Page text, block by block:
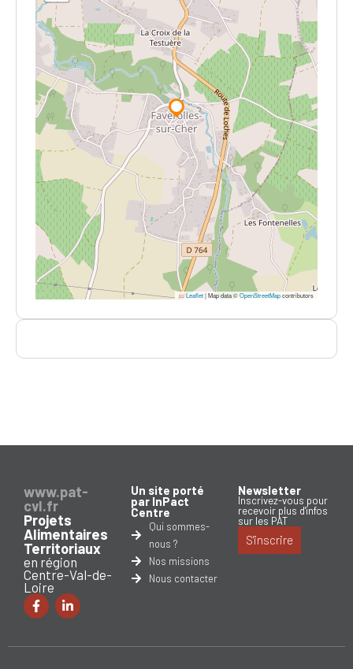
Leaflet|Map data ©OpenStreetMapcontributors
www.pat-
cvl.fr
Projets
Alimentaires
Territoriaux
en région
Centre-Val-de-
Loire
Un site porté
par InPact
Centre
Qui sommes-
nous ?
Nos missions
Nous contacter
Newsletter
Inscrivez-vous pour
recevoir plus d'infos
sur les PAT
S'inscrire